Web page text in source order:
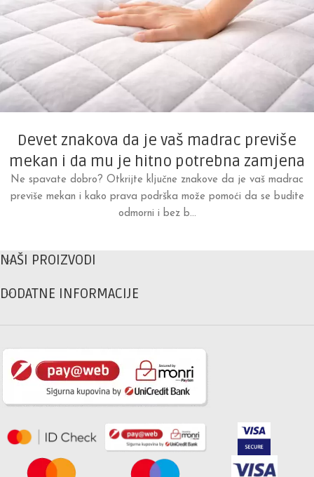
Devet znakova da je vaš madrac previše
mekan i da mu je hitno potrebna zamjena
Ne spavate dobro? Otkrijte ključne znakove da je vaš madrac
previše mekan i kako prava podrška može pomoći da se budite
odmorni i bez b...
NAŠI PROIZVODI
DODATNE INFORMACIJE